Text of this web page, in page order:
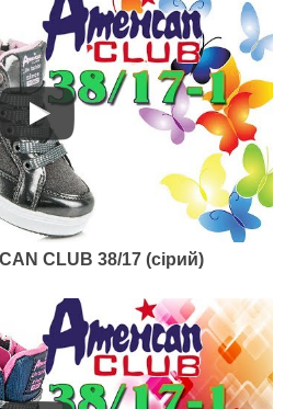
1 (білий)
CLUB 38/17 (сірий)